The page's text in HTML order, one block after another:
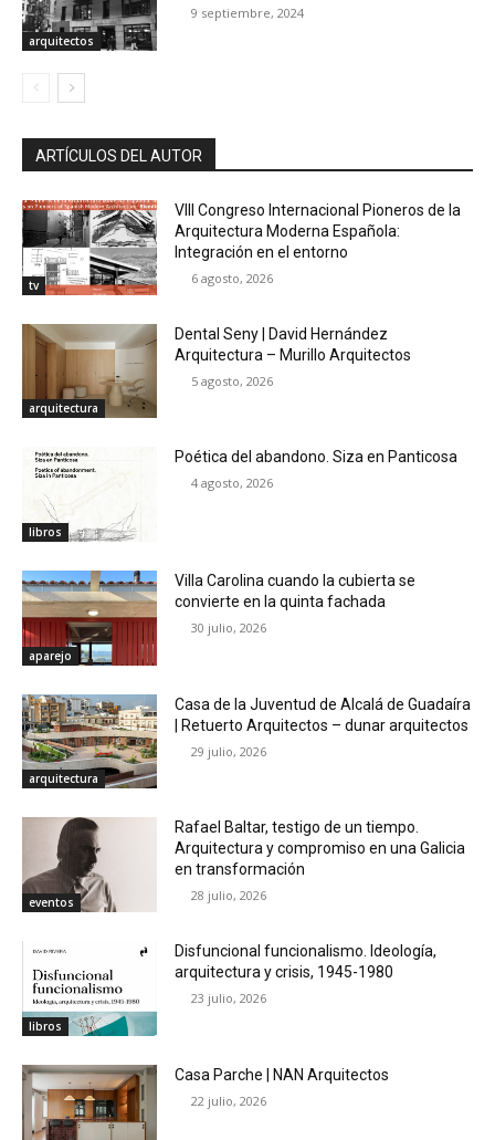
arquitectos
9 septiembre, 2024
ARTÍCULOS DEL AUTOR
tv
VIII Congreso Internacional Pioneros de la
Arquitectura Moderna Española:
Integración en el entorno
6 agosto, 2026
arquitectura
Dental Seny | David Hernández
Arquitectura – Murillo Arquitectos
5 agosto, 2026
libros
Poética del abandono. Siza en Panticosa
4 agosto, 2026
aparejo
Villa Carolina cuando la cubierta se
convierte en la quinta fachada
30 julio, 2026
arquitectura
Casa de la Juventud de Alcalá de Guadaíra
| Retuerto Arquitectos – dunar arquitectos
29 julio, 2026
eventos
Rafael Baltar, testigo de un tiempo.
Arquitectura y compromiso en una Galicia
en transformación
28 julio, 2026
libros
Disfuncional funcionalismo. Ideología,
arquitectura y crisis, 1945-1980
23 julio, 2026
Casa Parche | NAN Arquitectos
22 julio, 2026